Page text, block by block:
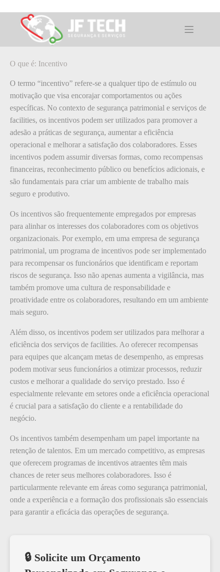
para
conteúdoO que é: Incentivo
O que é: Incentivo
O termo “incentivo” refere-se a qualquer tipo de estímulo ou
motivação que visa encorajar comportamentos ou ações
específicas. No contexto de segurança patrimonial e serviços de
facilities, os incentivos podem ser utilizados para promover a
adesão a práticas de segurança, aumentar a eficiência
operacional e melhorar a satisfação dos colaboradores. Esses
incentivos podem assumir diversas formas, como recompensas
financeiras, reconhecimento público ou benefícios adicionais, e
são fundamentais para criar um ambiente de trabalho mais
seguro e produtivo.
Os incentivos são frequentemente empregados por empresas
para alinhar os interesses dos colaboradores com os objetivos
organizacionais. Por exemplo, em uma empresa de segurança
patrimonial, um programa de incentivos pode ser implementado
para recompensar os funcionários que identificam e reportam
riscos de segurança. Isso não apenas aumenta a vigilância, mas
também promove uma cultura de responsabilidade e
proatividade entre os colaboradores, resultando em um ambiente
mais seguro.
Além disso, os incentivos podem ser utilizados para melhorar a
eficiência dos serviços de facilities. Ao oferecer recompensas
para equipes que alcançam metas de desempenho, as empresas
podem motivar seus funcionários a otimizar processos, reduzir
custos e melhorar a qualidade do serviço prestado. Isso é
especialmente relevante em setores onde a eficiência operacional
é crucial para a satisfação do cliente e a rentabilidade do
negócio.
Os incentivos também desempenham um papel importante na
retenção de talentos. Em um mercado competitivo, as empresas
que oferecem programas de incentivos atraentes têm mais
chances de reter seus melhores colaboradores. Isso é
particularmente relevante em áreas como segurança patrimonial,
onde a experiência e a formação dos profissionais são essenciais
para garantir a eficácia das operações de segurança.
🔒 Solicite um Orçamento